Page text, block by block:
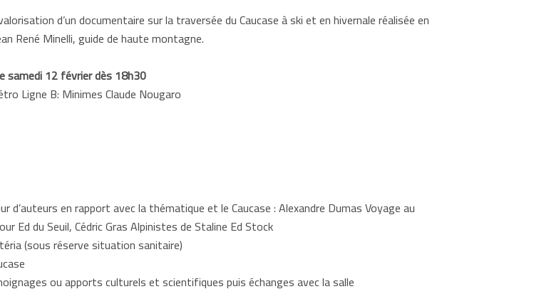
d’un documentaire sur la traversée du Caucase à ski et en hivernale réalisée en
René Minelli, guide de haute montagne.
samedi 12 février dès 18h30
Ligne B: Minimes Claude Nougaro
en rapport avec la thématique et le Caucase : Alexandre Dumas Voyage au
Ed du Seuil, Cédric Gras Alpinistes de Staline Ed Stock
(sous réserve situation sanitaire)
ou apports culturels et scientifiques puis échanges avec la salle